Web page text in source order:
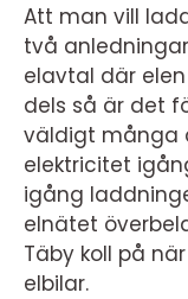
Att man vill
två
elavtal där
dels så är det
väldigt många
elektricitet
igång
elnätet
Täby koll på
elbilar.